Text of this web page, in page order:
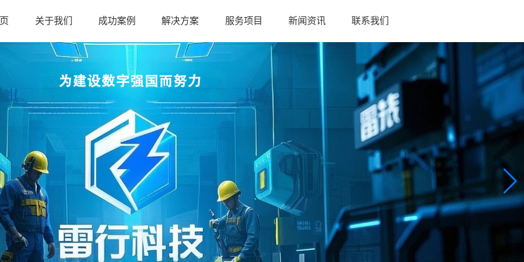
关于我们 成功案例 解决方案 服务项目 新闻资讯 联系我们